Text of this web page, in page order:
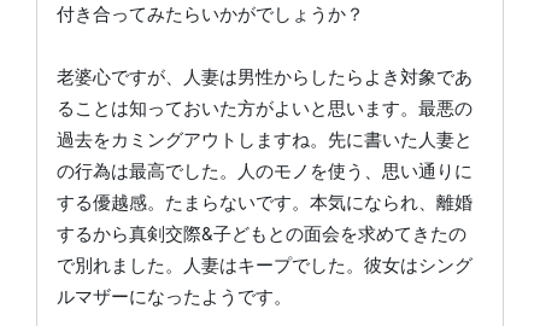
付き合ってみたらいかがでしょうか？
老婆心ですが、人妻は男性からしたらよき対象であ
ることは知っておいた方がよいと思います。最悪の
過去をカミングアウトしますね。先に書いた人妻と
の行為は最高でした。人のモノを使う、思い通りに
する優越感。たまらないです。本気になられ、離婚
するから真剣交際&子どもとの面会を求めてきたの
で別れました。人妻はキープでした。彼女はシング
ルマザーになったようです。